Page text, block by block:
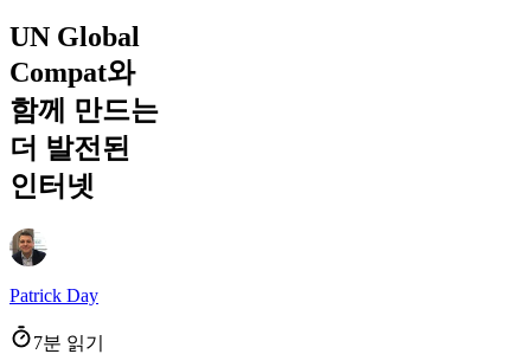
UN Global
Compat와
함께 만드는
더 발전된
인터넷
Patrick Day
7분 읽기